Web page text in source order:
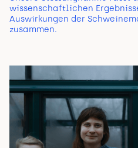
wissenschaftlichen
Auswirkungen der
zusammen.